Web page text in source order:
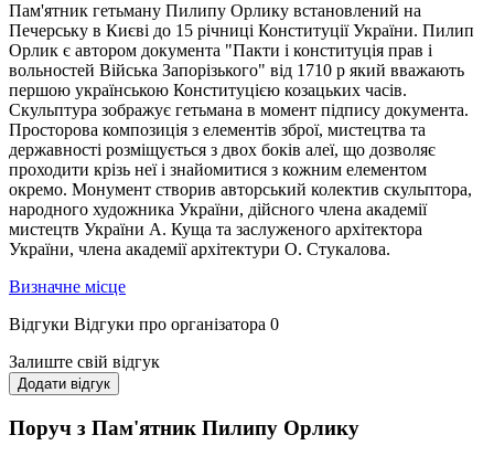
Пам'ятник гетьману Пилипу Орлику встановлений на
Печерську в Києві до 15 річниці Конституції України. Пилип
Орлик є автором документа "Пакти і конституція прав і
вольностей Війська Запорізького" від 1710 р який вважають
першою українською Конституцією козацьких часів.
Скульптура зображує гетьмана в момент підпису документа.
Просторова композиція з елементів зброї, мистецтва та
державності розміщується з двох боків алеї, що дозволяє
проходити крізь неї і знайомитися з кожним елементом
окремо. Монумент створив авторський колектив скульптора,
народного художника України, дійсного члена академії
мистецтв України А. Куща та заслуженого архітектора
України, члена академії архітектури О. Стукалова.
Визначне місце
Відгуки Відгуки про організатора 0
Залиште свій відгук
Додати відгук
Поруч з Пам'ятник Пилипу Орлику